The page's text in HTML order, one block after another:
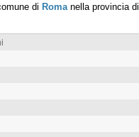
di Roma nella provincia di